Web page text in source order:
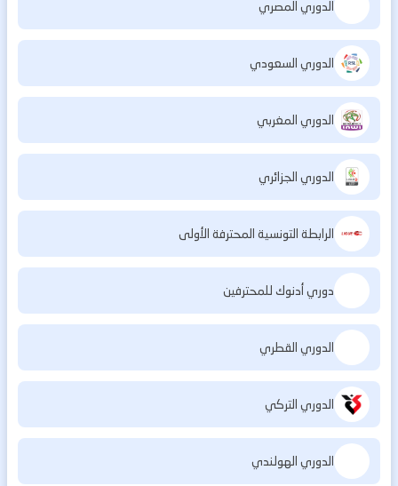
الدوري المصري
الدوري السعودي
الدوري المغربي
الدوري الجزائري
الرابطة التونسية المحترفة الأولى
دوري أدنوك للمحترفين
الدوري القطري
الدوري التركي
الدوري الهولندي